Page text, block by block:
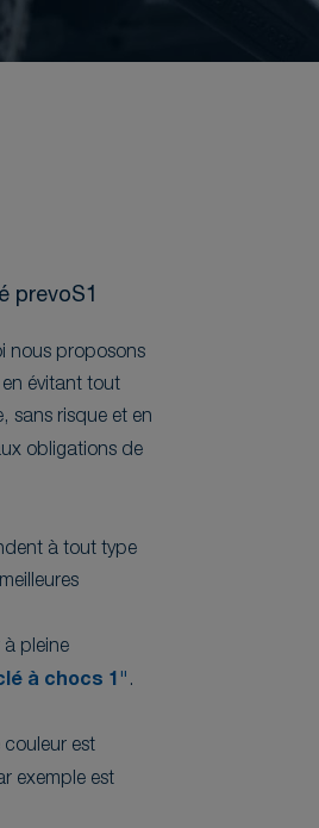
prevoS1
nous proposons
évitant tout
sans risque et en
obligations de
à tout type
à pleine
à chocs 1" .
couleur est
exemple est